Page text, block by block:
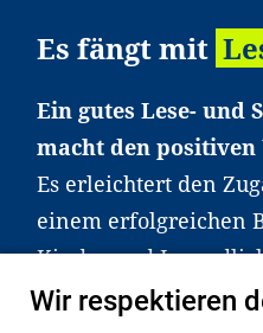
Es fängt mit
Ein gutes Lese- und
macht den positiven
Es erleichtert den
einem erfolgreichen
Kinder und
haben aber große
Wir respektieren